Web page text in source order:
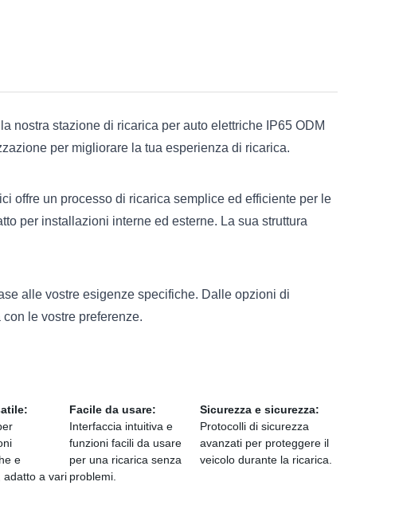
nostra stazione di ricarica per auto elettriche IP65 ODM
per migliorare la tua esperienza di ricarica.
offre un processo di ricarica semplice ed efficiente per le
per installazioni interne ed esterne. La sua struttura
alle vostre esigenze specifiche. Dalle opzioni di
le vostre preferenze.
e
adatto a vari
Facile da usare:
Interfaccia intuitiva e
funzioni facili da usare
per una ricarica senza
problemi.
Sicurezza e sicurezza:
Protocolli di sicurezza
avanzati per proteggere il
veicolo durante la ricarica.